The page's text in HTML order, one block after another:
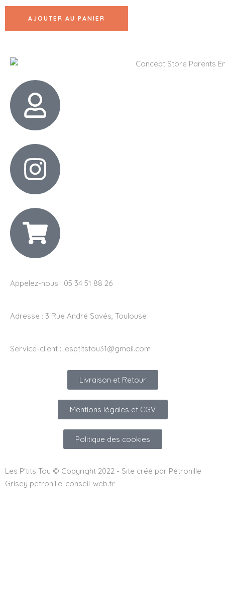
AJOUTER AU PANIER
Appelez-nous : 05 34 51 88 26
Adresse : 3 Rue André Savés, Toulouse
Service-client : lesptitstou31@gmail.com
Livraison et Retour
Mentions légales et CGV
Politique des cookies
Les P'tits Tou © Copyright 2022 - Site créé par Pétronille
Grisey petronille-conseil-web.fr